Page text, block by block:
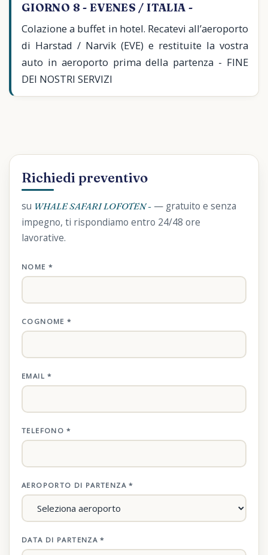
GIORNO 8 - EVENES / ITALIA -
Colazione a buffet in hotel. Recatevi all’aeroporto
di Harstad / Narvik (EVE) e restituite la vostra
auto in aeroporto prima della partenza - FINE
DEI NOSTRI SERVIZI
Richiedi preventivo
su WHALE SAFARI LOFOTEN - — gratuito e senza
impegno, ti rispondiamo entro 24/48 ore
lavorative.
NOME *
COGNOME *
EMAIL *
TELEFONO *
AEROPORTO DI PARTENZA *
DATA DI PARTENZA *